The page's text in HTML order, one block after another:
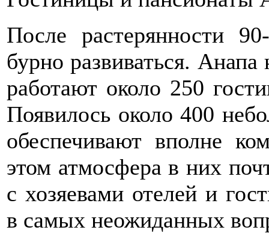
После растерянности
бурно развиваться.
работают около 250
Появилось около 400
обеспечивают вполне
этом атмосфера в них
с хозяевами отелей и
в самых неожиданных